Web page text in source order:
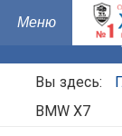
Вы здесь:
BMW X7